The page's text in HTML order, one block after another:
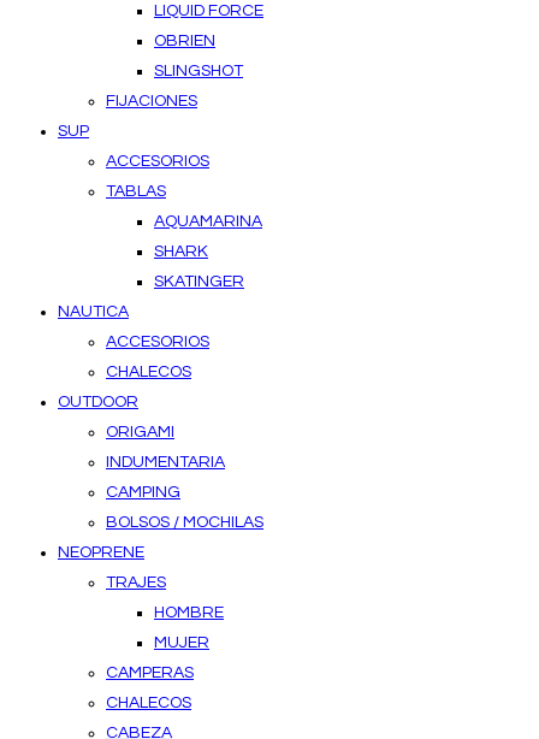
LIQUID FORCE
OBRIEN
SLINGSHOT
FIJACIONES
SUP
ACCESORIOS
TABLAS
AQUAMARINA
SHARK
SKATINGER
NAUTICA
ACCESORIOS
CHALECOS
OUTDOOR
ORIGAMI
INDUMENTARIA
CAMPING
BOLSOS / MOCHILAS
NEOPRENE
TRAJES
HOMBRE
MUJER
CAMPERAS
CHALECOS
CABEZA